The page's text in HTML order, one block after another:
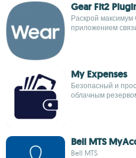
Gear Fit2
Раскрой максимум
приложением
My Expenses
Безопасный и
облачным
Bell MTS
Bell MTS